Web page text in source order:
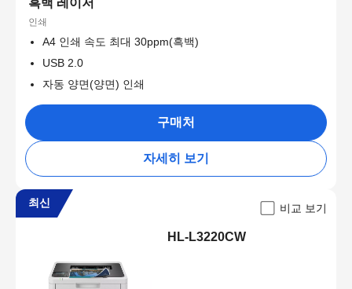
흑백 레이저
인쇄
A4 인쇄 속도 최대 30ppm(흑백)
USB 2.0
자동 양면(양면) 인쇄
구매처
자세히 보기
최신 비교 보기
HL-L3220CW